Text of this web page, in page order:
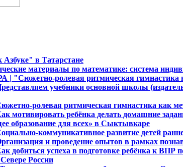
в Татарстане
материалы по математике: система
ролевая ритмическая гимнастика
учебники основной школы
ролевая ритмическая гимнастика как
мотивировать ребёнка делать домашние
образование для всех» в Сыктывкаре
коммуникативное развитие детей
и проведение опытов в рамках
добиться успеха в подготовке ребёнка к
России